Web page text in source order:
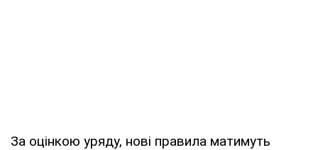
За оцінкою уряду, нові правила матимуть